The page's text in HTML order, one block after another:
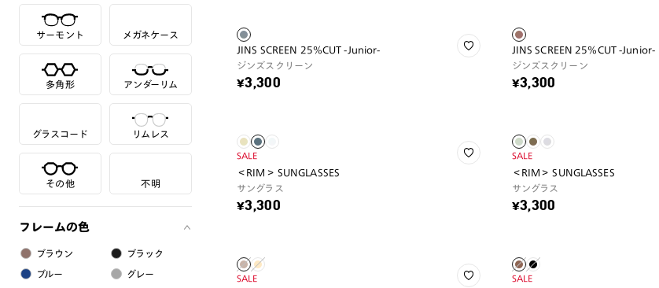
サーモント メガネケース
多角形 アンダーリム
グラスコード リムレス
その他 不明
フレームの色
ブラウン ブラック
ブルー グレー
JINS SCREEN 25%CUT -Junior-
ジンズスクリーン
¥3,300
JINS SCREEN 25%CUT -Junior-
ジンズスクリーン
¥3,300
SALE
＜RIM＞ SUNGLASSES
サングラス
¥3,300
SALE
＜RIM＞ SUNGLASSES
サングラス
¥3,300
SALE SALE